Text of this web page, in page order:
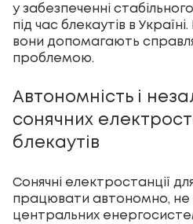
у забезпеченні
під час блекаутів в
вони допомагають
проблемою.
Автономність і
сонячних
блекаутів
Сонячні електростанції
працювати автономно, не
центральних